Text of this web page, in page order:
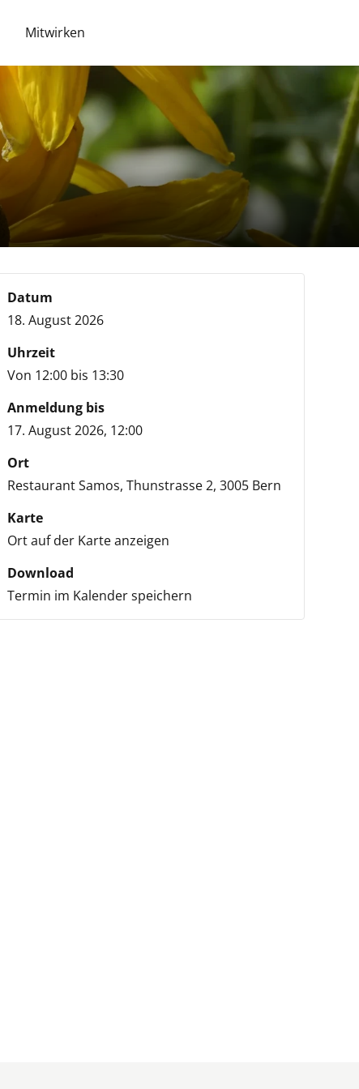
Mitwirken
Datum
18. August 2026
Uhrzeit
Von 12:00 bis 13:30
Anmeldung bis
17. August 2026, 12:00
Ort
Restaurant Samos, Thunstrasse 2, 3005 Bern
Karte
Ort auf der Karte anzeigen
Download
Termin im Kalender speichern